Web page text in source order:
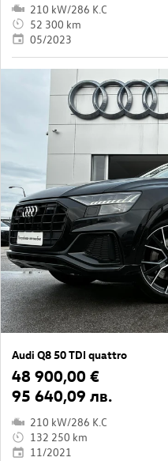
210 kW/286 K.C
52 300 km
05/2023
Audi Q8 50 TDI quattro
48 900,00 €
95 640,09 лв.
210 kW/286 K.C
132 250 km
11/2021